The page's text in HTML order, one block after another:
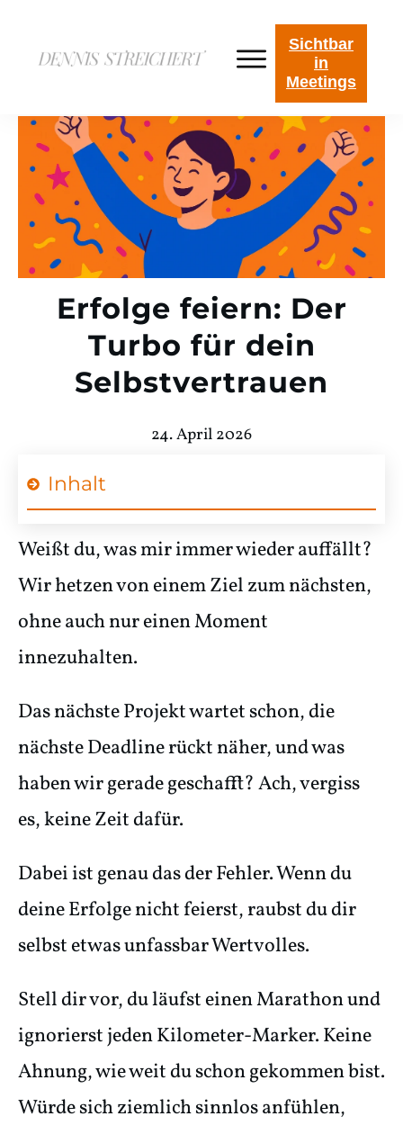
Sichtbar
in
Meetings
Erfolge feiern: Der
Turbo für dein
Selbstvertrauen
24. April 2026
Inhalt
Weißt du, was mir immer wieder auffällt?
Wir hetzen von einem Ziel zum nächsten,
ohne auch nur einen Moment
innezuhalten.
Das nächste Projekt wartet schon, die
nächste Deadline rückt näher, und was
haben wir gerade geschafft? Ach, vergiss
es, keine Zeit dafür.
Dabei ist genau das der Fehler. Wenn du
deine Erfolge nicht feierst, raubst du dir
selbst etwas unfassbar Wertvolles.
Stell dir vor, du läufst einen Marathon und
ignorierst jeden Kilometer-Marker. Keine
Ahnung, wie weit du schon gekommen bist.
Würde sich ziemlich sinnlos anfühlen,